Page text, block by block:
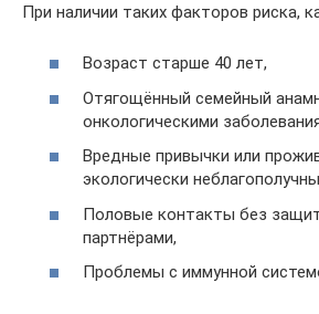
При наличии таких факторов риска,
Возраст старше 40 лет,
Отягощённый семейный
онкологическими
Вредные привычки или
экологически
Половые контакты без
партнёрами,
Проблемы с иммунной